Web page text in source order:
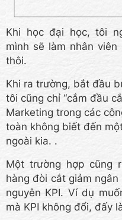
Khi học đại học, tôi
mình sẽ làm nhân viên
thôi.
Khi ra trường, bắt đầu
tôi cũng chỉ “cắm đầu
Marketing trong các
toàn không biết đến
ngoài kia. .
Một trường hợp cũng
hàng đòi cắt giảm
nguyên KPI. Ví dụ
mà KPI không đổi, đấy